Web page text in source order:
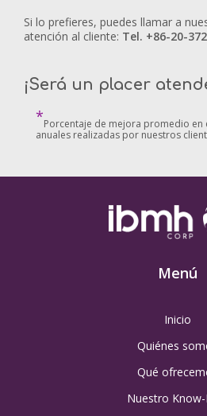
Si lo prefieres, puedes llamar a
atención al cliente: Tel. +86-20-
¡Será un placer
*Porcentaje de mejora promedio
anuales realizadas por nuestros
Menú
Inicio
Quiénes
Qué
Nuestro